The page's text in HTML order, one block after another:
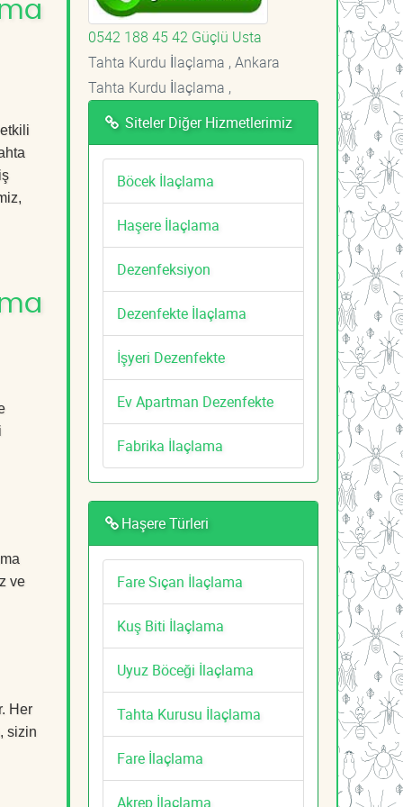
ve
Her
sizin
0542 188 45 42 Güçlü Usta
Tahta Kurdu İlaçlama , Ankara
Tahta Kurdu İlaçlama ,
Siteler Diğer Hizmetlerimiz
Böcek İlaçlama
Haşere İlaçlama
Dezenfeksiyon
Dezenfekte İlaçlama
İşyeri Dezenfekte
Ev Apartman Dezenfekte
Fabrika İlaçlama
Haşere Türleri
Fare Sıçan İlaçlama
Kuş Biti İlaçlama
Uyuz Böceği İlaçlama
Tahta Kurusu İlaçlama
Fare İlaçlama
Akrep İlaçlama